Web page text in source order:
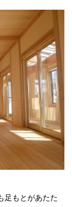
足もとがあたた